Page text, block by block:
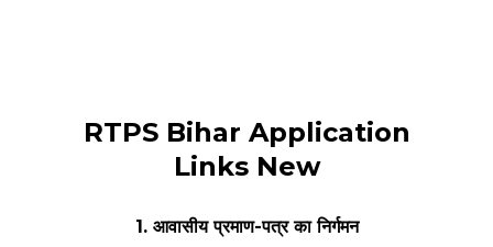
RTPS Bihar Application
Links New
1. आवासीय प्रमाण-पत्र का निर्गमन